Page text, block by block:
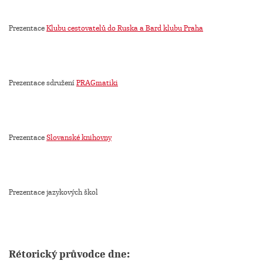
PrezentaceKlubu cestovatelů do Ruska a Bard klubu Praha
Prezentace sdruženíPRAGmatiki
PrezentaceSlovanské knihovny
Prezentace jazykových škol
Rétorický průvodce dne: